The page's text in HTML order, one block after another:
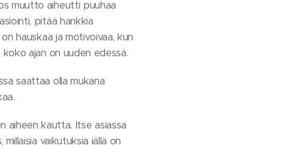
muutto aiheutti puuhaa
pitää hankkia
hauskaa ja motivoivaa, kun
ajan on uuden edessä.
saattaa olla mukana
aiheen kautta. Itse asiassa
vaikutuksia iällä on